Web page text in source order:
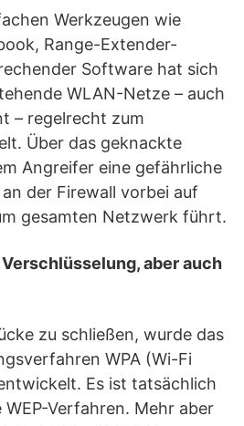
Werkzeugen wie
Range-Extender-
Software hat sich
WLAN-Netze – auch
– regelrecht zum
Über das geknackte
Angreifer eine gefährliche
der Firewall vorbei auf
gesamten Netzwerk führt.
aber auch
zu schließen, wurde das
WPA (Wi-Fi
Es ist tatsächlich
Verfahren. Mehr aber